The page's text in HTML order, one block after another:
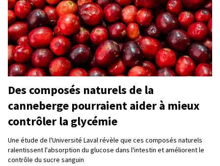
Des composés naturels de la
canneberge pourraient aider à mieux
contrôler la glycémie
Une étude de l'Université Laval révèle que ces composés naturels
ralentissent l'absorption du glucose dans l'intestin et améliorent le
contrôle du sucre sanguin